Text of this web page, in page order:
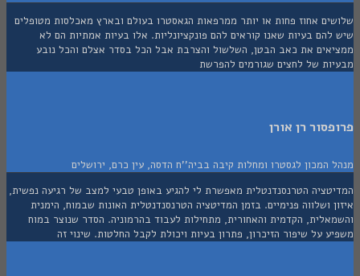
אחוז פחות או יותר ממרפאות הגאסטרו בעולם ובארץ מאכלסות מטופלים
בעיות שאנו קוראים להם פונקציונליות. אלו בעיות אמתיות הם לא
את כאב הבטן, השלשול והצרבת אבל הכל בסדר אצלם והכל נובע
של לחצים שגורמים להפרשת
רן אורן
המכון לגסטרו ומחלות קיבה בביה''ח הדסה, עין כרם, ירושלים
הטרנסנדנטלית מאפשרת לי להגיע באופן טבעי למצב של רגיעה נפשית,
ושלווה פנימיים. בזמן המדיטציה הטרנסנדנטלית האונות שבמוח, הימנית
הקדמית והאחורית, מתחילות לעבוד בהרמוניה. הסדר שנוצר במוח
על שיפור הזיכרון, פתרון בעיות ויכולת לקבל החלטות. שינוי זה